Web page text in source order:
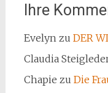
Ihre
Evelyn zu DER
Claudia
Chapie zu Die